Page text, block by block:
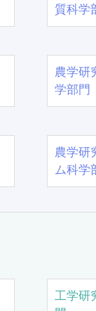
質科学
農学
学部門
農学
ム科学
工学研